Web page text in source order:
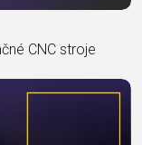
CNC stroje